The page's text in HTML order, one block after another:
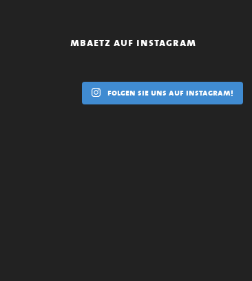
mbaetz auf instagram
folgen sie uns auf instagram!